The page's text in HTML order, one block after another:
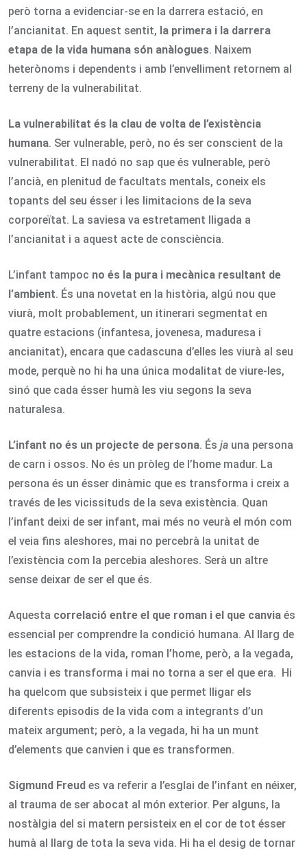
però torna a evidenciar-se en la darrera estació, en
l’ancianitat. En aquest sentit, la primera i la darrera
etapa de la vida humana són anàlogues. Naixem
heterònoms i dependents i amb l’envelliment retornem al
terreny de la vulnerabilitat.
La vulnerabilitat és la clau de volta de l’existència
humana. Ser vulnerable, però, no és ser conscient de la
vulnerabilitat. El nadó no sap que és vulnerable, però
l’ancià, en plenitud de facultats mentals, coneix els
topants del seu ésser i les limitacions de la seva
corporeïtat. La saviesa va estretament lligada a
l’ancianitat i a aquest acte de consciència.
L’infant tampoc no és la pura i mecànica resultant de
l’ambient. És una novetat en la història, algú nou que
viurà, molt probablement, un itinerari segmentat en
quatre estacions (infantesa, jovenesa, maduresa i
ancianitat), encara que cadascuna d’elles les viurà al seu
mode, perquè no hi ha una única modalitat de viure-les,
sinó que cada ésser humà les viu segons la seva
naturalesa.
L’infant no és un projecte de persona. És ja una persona
de carn i ossos. No és un pròleg de l’home madur. La
persona és un ésser dinàmic que es transforma i creix a
través de les vicissituds de la seva existència. Quan
l’infant deixi de ser infant, mai més no veurà el món com
el veia fins aleshores, mai no percebrà la unitat de
l’existència com la percebia aleshores. Serà un altre
sense deixar de ser el que és.
Aquesta correlació entre el que roman i el que canvia és
essencial per comprendre la condició humana. Al llarg de
les estacions de la vida, roman l’home, però, a la vegada,
canvia i es transforma i mai no torna a ser el que era. Hi
ha quelcom que subsisteix i que permet lligar els
diferents episodis de la vida com a integrants d’un
mateix argument; però, a la vegada, hi ha un munt
d’elements que canvien i que es transformen.
Sigmund Freud es va referir a l’esglai de l’infant en néixer,
al trauma de ser abocat al món exterior. Per alguns, la
nostàlgia del si matern persisteix en el cor de tot ésser
humà al llarg de tota la seva vida. Hi ha el desig de tornar